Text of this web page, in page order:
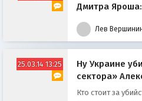
Дмитра
Лев
25.03.14 13:25
Ну Украине
сектора»
Кто стоит за